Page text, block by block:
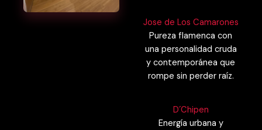
Jose de Los Camarones
Pureza flamenca con
una personalidad cruda
y contemporánea que
rompe sin perder raíz.
D´Chipen
Energía urbana y